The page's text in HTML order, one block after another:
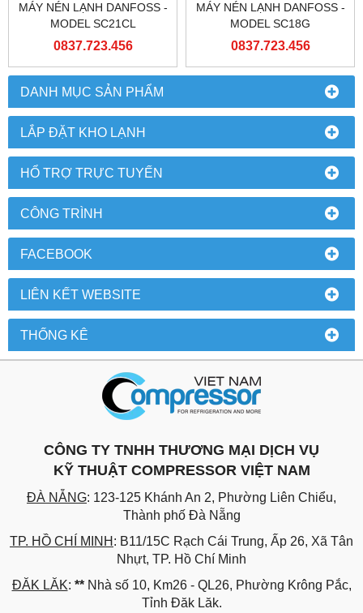
DANH MỤC SẢN PHẨM
LẮP ĐẶT KHO LẠNH
HỔ TRỢ TRỰC TUYẾN
CÔNG TRÌNH
FACEBOOK
LIÊN KẾT WEBSITE
THỐNG KÊ
MÁY NÉN LẠNH DANFOSS -
MODEL SC21CL
0837.723.456
MÁY NÉN LẠNH DANFOSS -
MODEL SC18G
0837.723.456
CÔNG TY TNHH THƯƠNG MẠI DỊCH VỤ
KỸ THUẬT COMPRESSOR VIỆT NAM
ĐÀ NẴNG: 123-125 Khánh An 2, Phường Liên Chiểu,
Thành phố Đà Nẵng
TP. HỒ CHÍ MINH : B11/15C Rạch Cái Trung, Ấp 26, Xã Tân
Nhựt, TP. Hồ Chí Minh
ĐĂK LĂK: ** Nhà số 10, Km26 - QL26, Phường Krông Pắc,
Tỉnh Đăk Lăk.